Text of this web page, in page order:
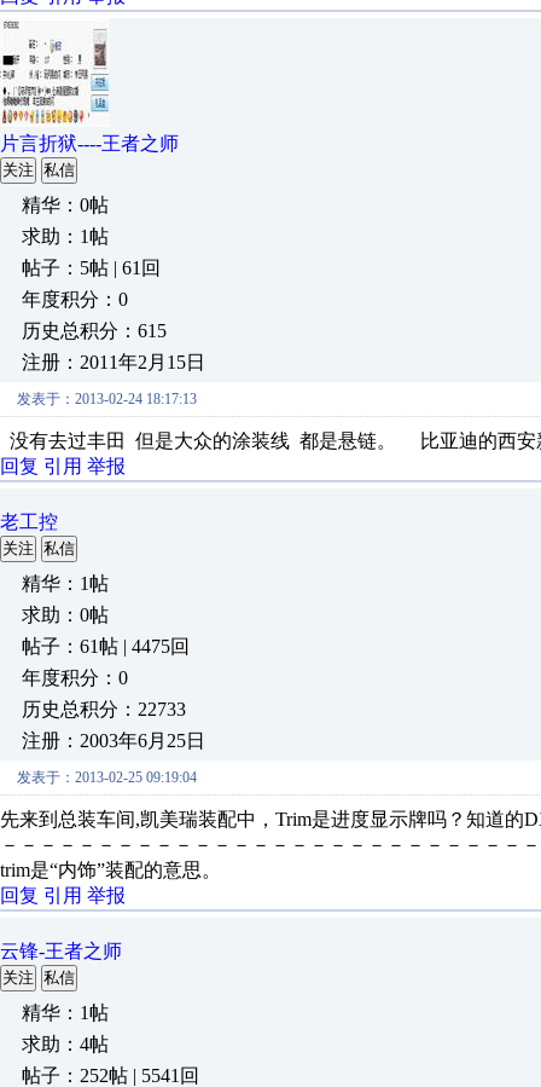
片言折狱----王者之师
关注 私信
精华：0帖
求助：1帖
帖子：5帖 | 61回
年度积分：0
历史总积分：615
注册：2011年2月15日
发表于：2013-02-24 18:17:13
没有去过丰田 但是大众的涂装线 都是悬链。 比亚迪的西
回复 引用 举报
老工控
关注 私信
精华：1帖
求助：0帖
帖子：61帖 | 4475回
年度积分：0
历史总积分：22733
注册：2003年6月25日
发表于：2013-02-25 09:19:04
先来到总装车间,凯美瑞装配中，Trim是进度显示牌吗？知道的
－－－－－－－－－－－－－－－－－－－－－－－－－－－
trim是“内饰”装配的意思。
回复 引用 举报
云锋-王者之师
关注 私信
精华：1帖
求助：4帖
帖子：252帖 | 5541回